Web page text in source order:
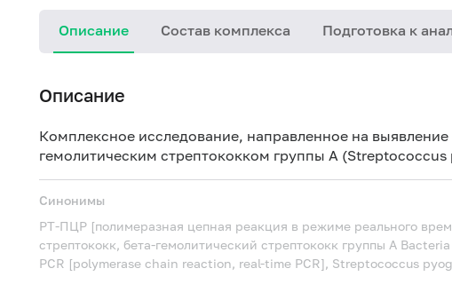
Описание Состав комплекса Подготовка к
Описание
Комплексное исследование, направленное на
гемолитическим стрептококком группы А (Streptococcus
Синонимы
РТ-ПЦР [полимеразная цепная реакция в режиме реального
стрептококк, бета-гемолитический стрептококк группы А
PCR [polymerase chain reaction, real-time PCR], Streptococcus